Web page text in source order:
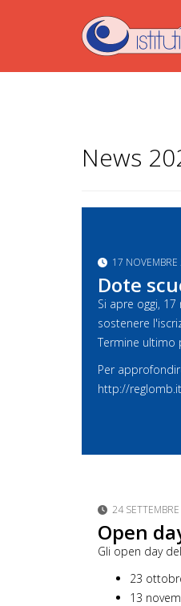
News
17 NOVEMBRE
Dote
Si apre oggi,
sostenere
Termine ultimo
Per
http://
24
Open
Gli open day
23
13